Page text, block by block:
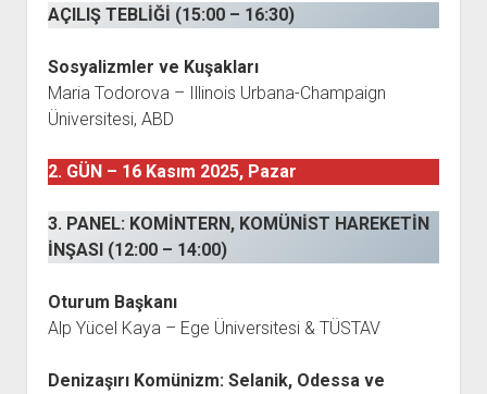
AÇILIŞ TEBLİĞİ (15:00 – 16:30)
Sosyalizmler ve Kuşakları
Maria Todorova – Illinois Urbana-Champaign
Üniversitesi, ABD
2. GÜN – 16 Kasım 2025, Pazar
3. PANEL: KOMİNTERN, KOMÜNİST HAREKETİN
İNŞASI (12:00 – 14:00)
Oturum Başkanı
Alp Yücel Kaya – Ege Üniversitesi & TÜSTAV
Denizaşırı Komünizm: Selanik, Odessa ve